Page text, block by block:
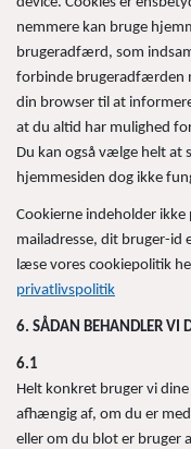
nemmere kan bruge
brugeradfærd, som
forbinde brugeradfærden
din browser til at
at du altid har mulighed
Du kan også vælge helt at
hjemmesiden dog ikke
Cookierne indeholder
mailadresse, dit bruger-id
læse vores cookiepolitik
privatlivspolitik
6. SÅDAN BEHANDLER VI
6.1
Helt konkret bruger vi
afhængig af, om du er
eller om du blot er bruger